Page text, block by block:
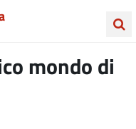
mondo di